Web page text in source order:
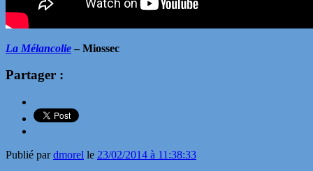
La Mélancolie– Miossec
Partager :
Publié pardmorel le 23/02/2014 à 11:38:33